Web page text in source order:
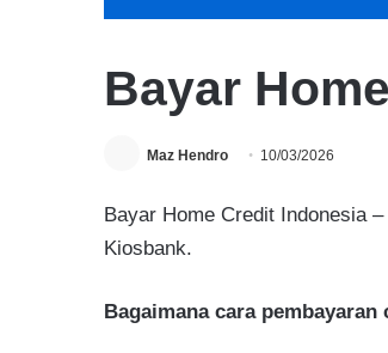
Bayar
Maz Hendro 10/03/2026
Bayar Home Credit Indonesia
Kiosbank.
Bagaimana cara